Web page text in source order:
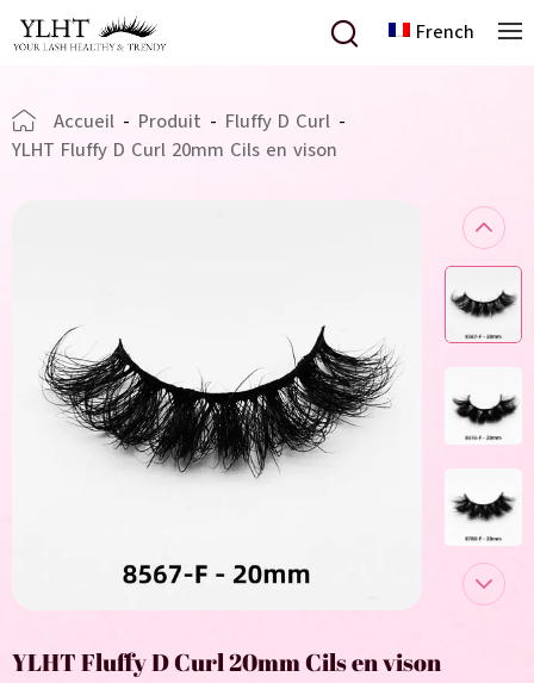
French
Accueil - Produit - Fluffy D Curl -
YLHT Fluffy D Curl 20mm Cils en vison
YLHT Fluffy D Curl 20mm Cils en vison